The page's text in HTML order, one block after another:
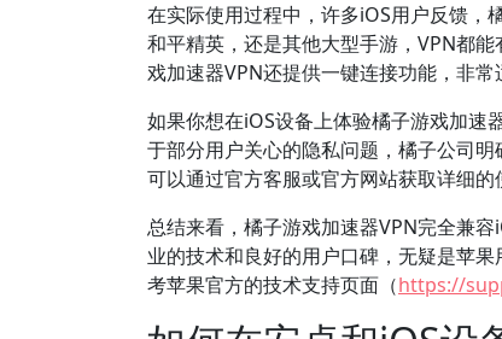
在实际使用过程中，许多iOS用户反馈，
和平精英，还是其他大型手游，VPN都
戏加速器VPN还提供一键连接功能，非常
如果你想在iOS设备上体验橘子游戏加速
于部分用户关心的隐私问题，橘子公司
可以通过官方客服或官方网站获取详细的
总结来看，橘子游戏加速器VPN完全兼
业的技术和良好的用户口碑，无疑是苹
考苹果官方的技术支持页面（https://